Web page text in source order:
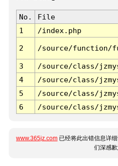
No. File
1
/index.php
2 /source/function/
3 /source/class/
4
/source/class/
5
/source/class/
6
/source/class/
www.365jz.com 已经将此出错信息详
们深感